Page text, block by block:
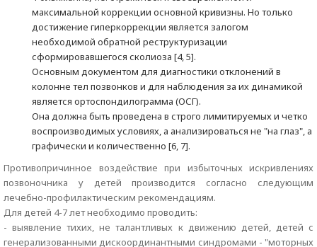
максимальной коррекции основной кривизны. Но только
достижение гиперкоррекции является залогом
необходимой обратной реструктуризации
сформировавшегося сколиоза [4, 5].
Основным документом для диагностики отклонений в
колонне тел позвонков и для наблюдения за их динамикой
является ортоспондилограмма (ОСГ).
Она должна быть проведена в строго лимитируемых и четко
воспроизводимых условиях, а анализироваться не "на глаз", а
графически и количественно [6, 7].
Противопричинное воздействие при избыточных искривлениях
позвоночника у детей производится согласно следующим
лечебно-профилактическим рекомендациям.
Для детей 4-7 лет необходимо проводить:
- выявление тихих, не талантливых к движению детей, детей с
генерализованными дискоординантными синдромами - "моторных